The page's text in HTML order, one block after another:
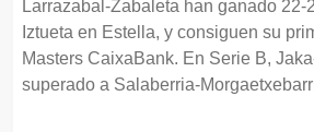
Larrazabal-Zabaleta han ganado 22-
Iztueta en Estella, y consiguen su
Masters CaixaBank. En Serie B,
superado a Salaberria-